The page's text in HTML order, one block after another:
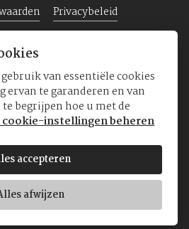
Privacybeleid
Horloges Over ons
van essentiële cookies
ervan te garanderen en van
begrijpen hoe u met de
cookie-instellingen beheren
accepteren
afwijzen